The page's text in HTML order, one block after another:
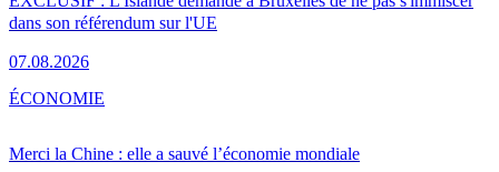
dans son référendum sur l'UE
07.08.2026
Merci la Chine : elle a sauvé l’économie mondiale
ÉCONOMIE